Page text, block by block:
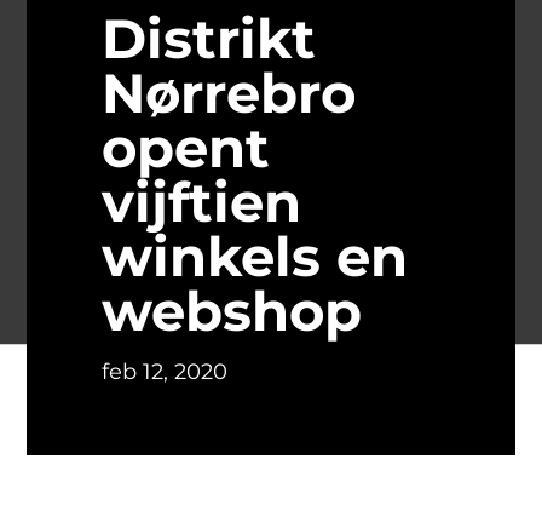
Distrikt
Nørrebro
opent
vijftien
winkels en
webshop
feb 12, 2020